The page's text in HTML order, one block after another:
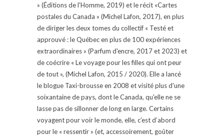
» (Éditions de l'Homme, 2019) et le récit «Cartes
postales du Canada » (Michel Lafon, 2017), en plus
de diriger les deux tomes du collectif « Testé et
approuvé : le Québec en plus de 100 expériences
extraordinaires » (Parfum d'encre, 2017 et 2023) et
de coécrire « Le voyage pour les filles qui ont peur
de tout », (Michel Lafon, 2015 / 2020). Elle a lancé
le blogue Taxi-brousse en 2008 et visité plus d'une
soixantaine de pays, dont le Canada, qu'elle ne se
lasse pas de sillonner de long en large. Certains
voyagent pour voir le monde, elle, c’est d’abord
pour le « ressentir » (et, accessoirement, goûter